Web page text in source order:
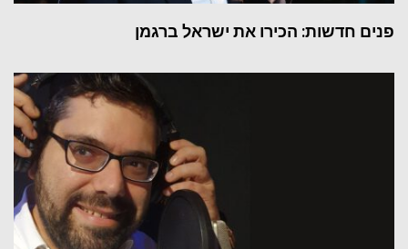
פנים חדשות: הכירו את ישראל ברגמן